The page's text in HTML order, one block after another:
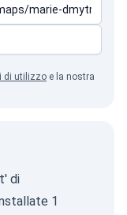
di utilizzo e la nostra
di
1